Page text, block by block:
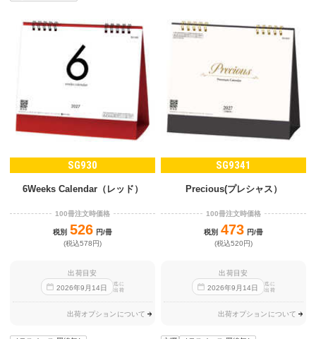
SG930
6Weeks Calendar（レッド）
100冊注文時価格
税別 526 円/冊
(税込578円)
出荷目安
2026年9 月 14日
迄に
出荷
出荷オプションについて
SG9341
Precious(プレシャス）
100冊注文時価格
税別 473 円/冊
(税込520円)
出荷目安
2026年9 月 14日
迄に
出荷
出荷オプションについて